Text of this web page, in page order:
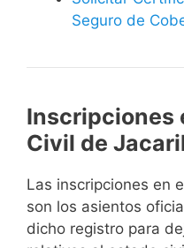
Seguro de
Inscripciones
Civil de
Las inscripciones en
son los asientos
dicho registro para